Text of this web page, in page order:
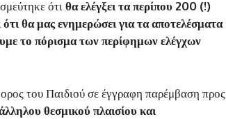
ότι θα ελέγξει τα περίπου 200 (!)
θα μας ενημερώσει για τα αποτελέσματα
το πόρισμα των περίφημων ελέγχων
του Παιδιού σε έγγραφη παρέμβαση προς
θεσμικού πλαισίου και